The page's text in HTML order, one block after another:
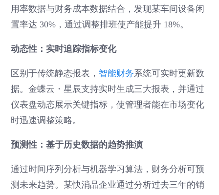
用率数据与财务成本数据结合，发现某车间设备闲
置率达 30%，通过调整排班使产能提升 18%。
动态性：实时追踪指标变化
区别于传统静态报表， 智能财务系统可实时更新数
据。金蝶云・星辰支持实时生成三大报表，并通过
仪表盘动态展示关键指标，使管理者能在市场变化
时迅速调整策略。
预测性：基于历史数据的趋势推演
通过时间序列分析与机器学习算法，财务分析可预
测未来趋势。某快消品企业通过分析过去三年的销